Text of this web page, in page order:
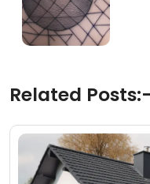
Related Posts:-